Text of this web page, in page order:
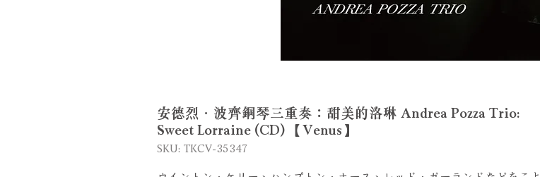
安德烈．波齊鋼琴三重奏：甜美的洛琳 Andrea Pozza Trio:
Sweet Lorraine (CD) 【Venus】
SKU: TKCV-35347